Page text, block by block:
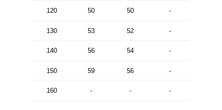
120 50 50 -
130 53 52 -
140 56 54 -
150 59 56 -
160 - - -